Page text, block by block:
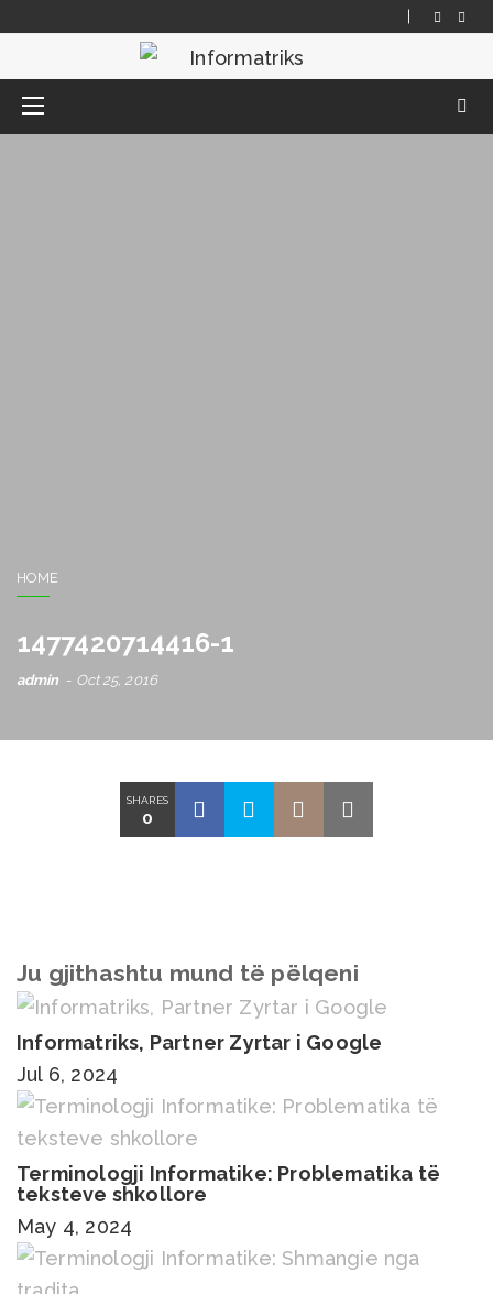
HOME
1477420714416-1
admin Oct 25, 2016
SHARES
0
Ju gjithashtu mund të pëlqeni
Informatriks, Partner Zyrtar i Google
Jul 6, 2024
Terminologji Informatike: Problematika të
teksteve shkollore
May 4, 2024